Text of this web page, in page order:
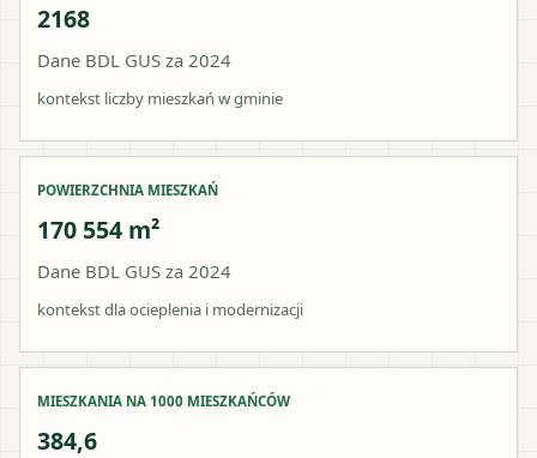
2168
Dane BDL GUS za 2024
kontekst liczby mieszkań w gminie
POWIERZCHNIA MIESZKAŃ
170 554 m²
Dane BDL GUS za 2024
kontekst dla ocieplenia i modernizacji
MIESZKANIA NA 1000 MIESZKAŃCÓW
384,6